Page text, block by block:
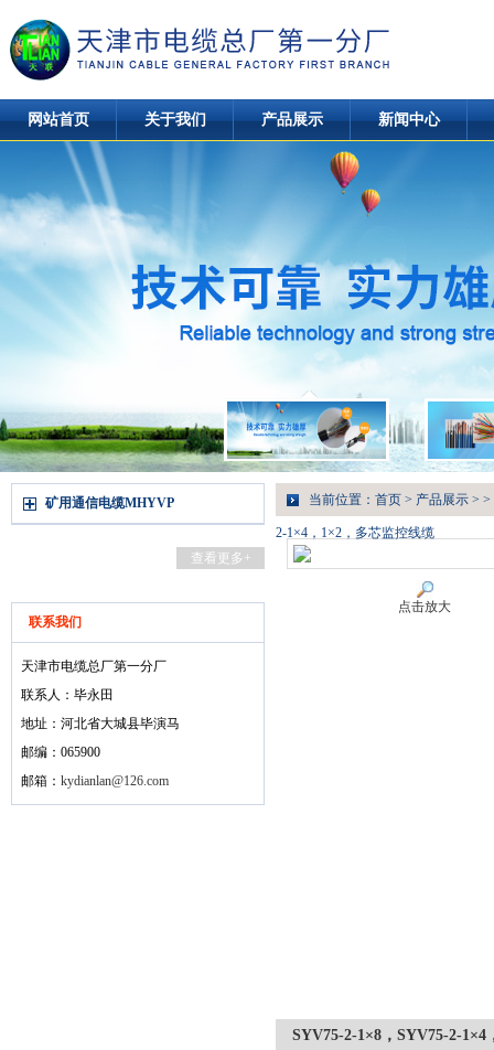
网站首页 关于我们 产品展示 新闻中心
矿用通信电缆MHYVP
查看更多+
联系我们
天津市电缆总厂第一分厂
联系人：毕永田
地址：河北省大城县毕演马
邮编：065900
邮箱： kydianlan@126.com
当前位置： 首页 > 产品展示 > >
2-1×4，1×2，多芯监控线缆
点击放大
SYV75-2-1×8，SYV75-2-